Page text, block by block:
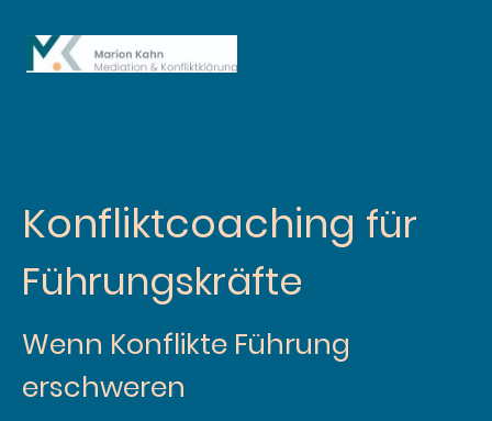
Konfliktcoaching für
Führungskräfte
Wenn Konflikte Führung
erschweren